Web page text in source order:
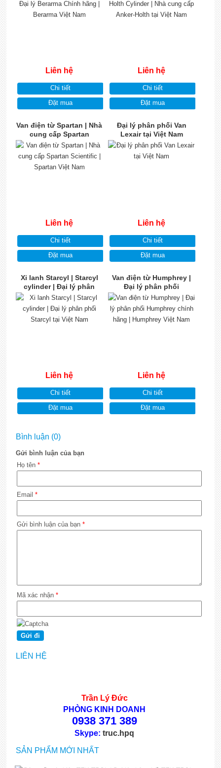
Liên hệ
Chi tiết
Đặt mua
Liên hệ
Chi tiết
Đặt mua
Van điện từ Spartan | Nhà
cung cấp Spartan
Scientific | Spartan Việt
Liên hệ
Chi tiết
Đặt mua
Đại lý phân phối Van
Lexair tại Việt Nam
Liên hệ
Chi tiết
Đặt mua
Xi lanh Starcyl | Starcyl
cylinder | Đại lý phân
phối Starcyl tại Việt Nam
Liên hệ
Chi tiết
Đặt mua
Van điện từ Humphrey |
Đại lý phân phối
Humphrey chính hãng |
Humphrey Việt Nam
Liên hệ
Chi tiết
Đặt mua
Bình luận (0)
Gửi bình luận của bạn
Họ tên *
Email *
Gửi bình luận của bạn *
Mã xác nhận *
LIÊN HỆ
Trần Lý Đức
PHÒNG KINH DOANH
0938 371 389
Skype:truc.hpq
SẢN PHẨM MỚI NHẤT